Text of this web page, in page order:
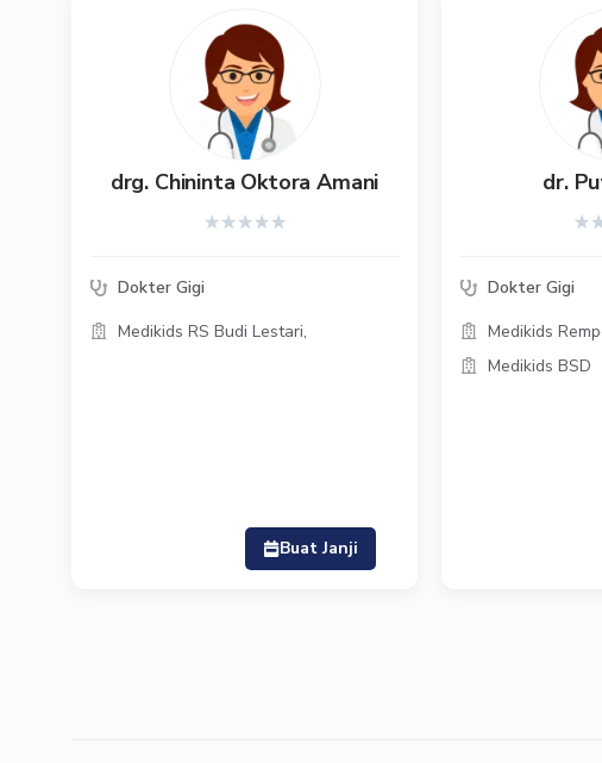
drg. Chininta Oktora Amani
★★★★★
Dokter Gigi
Medikids RS Budi Lestari,
Buat Janji
dr.
★
Dokter Gigi
Medikids
Medikids BSD